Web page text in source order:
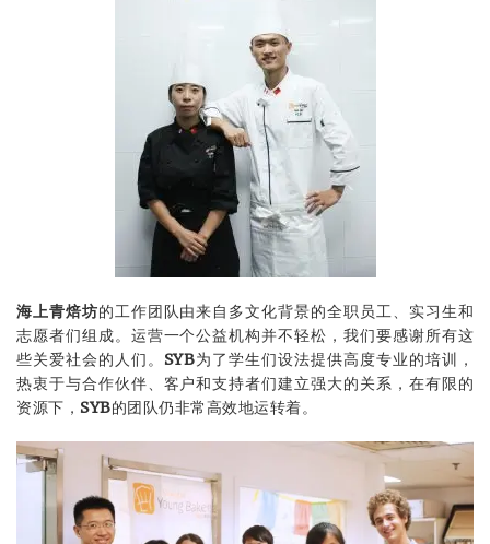
海上青焙坊的工作团队由来自多文化背景的全职员工、实习生和
志愿者们组成。运营一个公益机构并不轻松，我们要感谢所有这
些关爱社会的人们。 SYB为了学生们设法提供高度专业的培训，
热衷于与合作伙伴、客户和支持者们建立强大的关系，在有限的
资源下， SYB的团队仍非常高效地运转着。